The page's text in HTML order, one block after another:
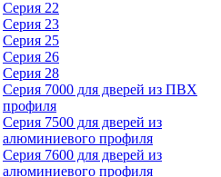
Серия 22
Серия 23
Серия 25
Серия 26
Серия 28
Серия 7000 для дверей из ПВХ
профиля
Серия 7500 для дверей из
алюминиевого профиля
Серия 7600 для дверей из
алюминиевого профиля